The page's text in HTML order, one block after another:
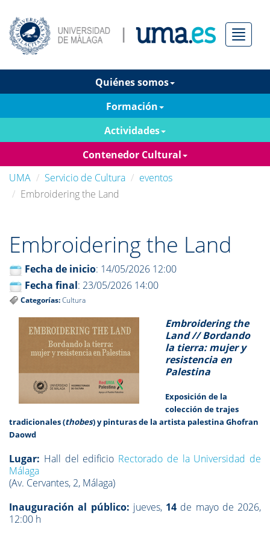
Menú
Quiénes somos
Formación
Actividades
Contenedor Cultural
UMA
Servicio de Cultura
eventos
Embroidering the Land
Embroidering the Land
Fecha de inicio: 14/05/2026 12:00
Fecha final: 23/05/2026 14:00
Categorías:Cultura
Embroidering the
Land //Bordando
la tierra: mujer y
resistencia en
Palestina
Exposición de la
colección de trajes
tradicionales (thobes) y pinturas de la artista palestina Ghofran
Daowd
Lugar: Hall del edificio Rectorado de la Universidad de
Málaga
(Av. Cervantes, 2, Málaga)
Inauguración al público: jueves, 14 de mayo de 2026,
12:00 h